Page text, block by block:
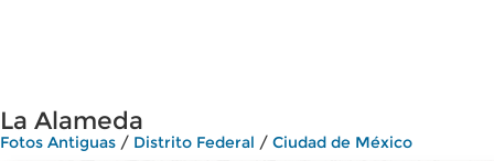
La Alameda
Fotos Antiguas / Distrito Federal / Ciudad de México